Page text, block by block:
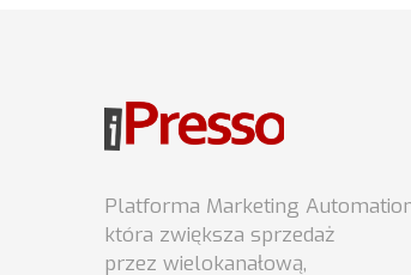
Platforma Marketing
która zwiększa sprzedaż
przez wielokanałową,